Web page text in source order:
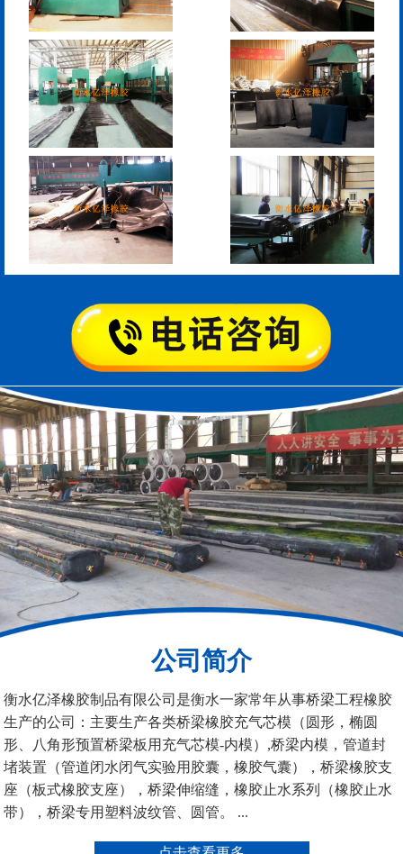
模数式160、240、320伸
缩缝
SF梳型伸缩缝
L型桥梁伸缩缝 Z型桥梁伸缩缝
板式橡胶伸缩缝 C型桥梁伸缩缝
200*25米圆形桥梁气囊 390*14米的圆形充气芯
模
公司简介
衡水亿泽橡胶制品有限公司是衡水一家常年从事桥梁工程橡胶
生产的公司：主要生产各类桥梁橡胶充气芯模（圆形，椭圆
形、八角形预置桥梁板用充气芯模-内模）,桥梁内模，管道封
堵装置（管道闭水闭气实验用胶囊，橡胶气囊），桥梁橡胶支
座（板式橡胶支座），桥梁伸缩缝，橡胶止水系列（橡胶止水
带），桥梁专用塑料波纹管、圆管。 ...